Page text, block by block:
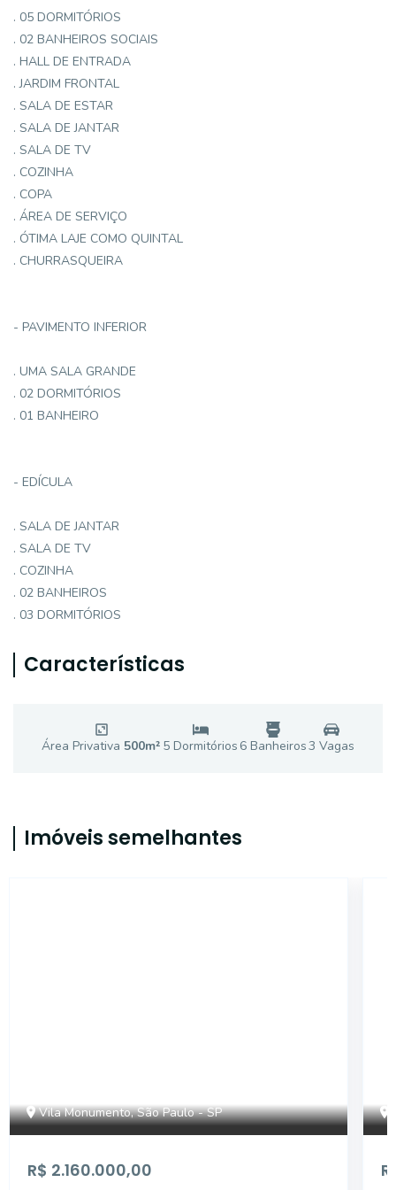
. 05 DORMITÓRIOS
. 02 BANHEIROS SOCIAIS
. HALL DE ENTRADA
. JARDIM FRONTAL
. SALA DE ESTAR
. SALA DE JANTAR
. SALA DE TV
. COZINHA
. COPA
. ÁREA DE SERVIÇO
. ÓTIMA LAJE COMO QUINTAL
. CHURRASQUEIRA
- PAVIMENTO INFERIOR
. UMA SALA GRANDE
. 02 DORMITÓRIOS
. 01 BANHEIRO
- EDÍCULA
. SALA DE JANTAR
. SALA DE TV
. COZINHA
. 02 BANHEIROS
. 03 DORMITÓRIOS
Características
Área Privativa 500m² 5 Dormitórios 6 Banheiros3 Vagas
Imóveis semelhantes
Vila Monumento, São Paulo - SP
R$ 2.160.000,00